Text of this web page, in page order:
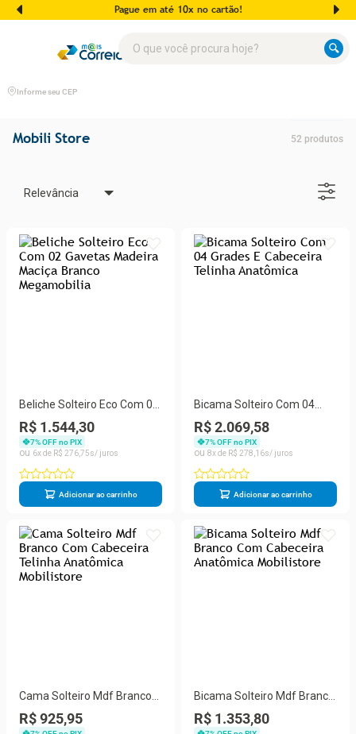
Pague em até 10x no cartão!
Informe seu CEP
Mobili Store 52 produtos
Relevância
Beliche Solteiro Eco Com 02
Gavetas Madeira Maciça
Branco Megamobilia
R$ 1.544,30
7% OFF no PIX
6
R$ 27675
Adicionar ao carrinho
Bicama Solteiro Com 04
Grades E Cabeceira Telinha
Anatômica
R$ 2.069,58
7% OFF no PIX
8
R$ 278 16
Adicionar ao carrinho
Cama Solteiro Mdf Branco
Com Cabeceira Telinha
Anatômica Mobilistore
R$ 925,95
Bicama Solteiro Mdf Branco
Com Cabeceira Anatômica
Mobilistore
R$ 1.353,80